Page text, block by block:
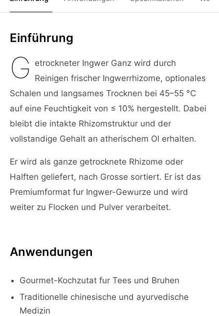
Einführung
G etrockneter Ingwer Ganz wird durch
Reinigen frischer Ingwerrhizome, optionales
Schalen und langsames Trocknen bei 45–55 °C
auf eine Feuchtigkeit von ≤ 10% hergestellt. Dabei
bleibt die intakte Rhizomstruktur und der
vollstandige Gehalt an atherischem Ol erhalten.
Er wird als ganze getrocknete Rhizome oder
Halften geliefert, nach Grosse sortiert. Er ist das
Premiumformat fur Ingwer-Gewurze und wird
weiter zu Flocken und Pulver verarbeitet.
Anwendungen
Gourmet-Kochzutat fur Tees und Bruhen
Traditionelle chinesische und ayurvedische
Medizin